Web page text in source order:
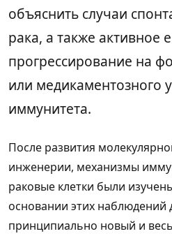
объяснить случаи
рака, а также активное
прогрессирование на
или медикаментозного
иммунитета.
После развития
инженерии, механизмы
раковые клетки были
основании этих наблюдений
принципиально новый и